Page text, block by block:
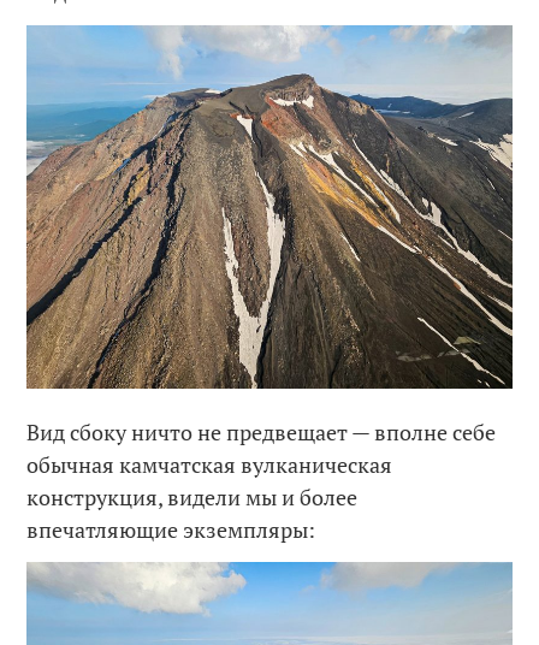
Вид сбоку ничто не предвещает — вполне себе
обычная камчатская вулканическая
конструкция, видели мы и более
впечатляющие экземпляры: